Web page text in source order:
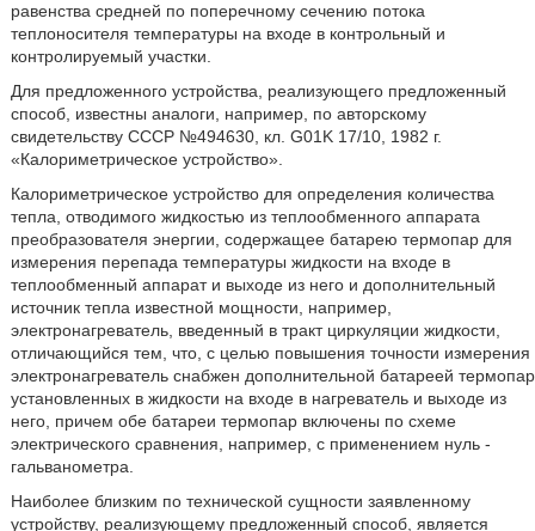
равенства средней по поперечному сечению потока
теплоносителя температуры на входе в контрольный и
контролируемый участки.
Для предложенного устройства, реализующего предложенный
способ, известны аналоги, например, по авторскому
свидетельству СССР №494630, кл. G01K 17/10, 1982 г.
«Калориметрическое устройство».
Калориметрическое устройство для определения количества
тепла, отводимого жидкостью из теплообменного аппарата
преобразователя энергии, содержащее батарею термопар для
измерения перепада температуры жидкости на входе в
теплообменный аппарат и выходе из него и дополнительный
источник тепла известной мощности, например,
электронагреватель, введенный в тракт циркуляции жидкости,
отличающийся тем, что, с целью повышения точности измерения
электронагреватель снабжен дополнительной батареей термопар
установленных в жидкости на входе в нагреватель и выходе из
него, причем обе батареи термопар включены по схеме
электрического сравнения, например, с применением нуль -
гальванометра.
Наиболее близким по технической сущности заявленному
устройству, реализующему предложенный способ, является